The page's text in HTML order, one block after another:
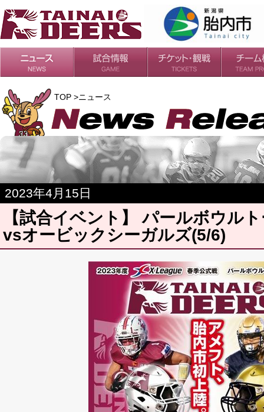
TOP >ニュース
2023年4月15日
【試合イベント】 パールボウル
vsオービックシーガルズ(5/6)